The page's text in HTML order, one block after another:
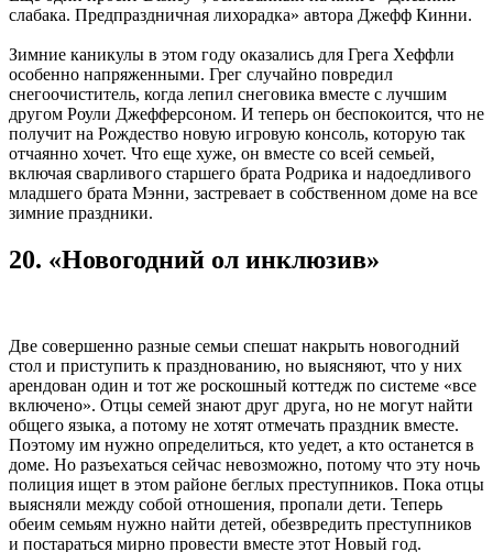
слабака. Предпраздничная лихорадка» автора Джефф Кинни.
Зимние каникулы в этом году оказались для Грега Хеффли
особенно напряженными. Грег случайно повредил
снегоочиститель, когда лепил снеговика вместе с лучшим
другом Роули Джефферсоном. И теперь он беспокоится, что не
получит на Рождество новую игровую консоль, которую так
отчаянно хочет. Что еще хуже, он вместе со всей семьей,
включая сварливого старшего брата Родрика и надоедливого
младшего брата Мэнни, застревает в собственном доме на все
зимние праздники.
20. «Новогодний ол инклюзив»
Две совершенно разные семьи спешат накрыть новогодний
стол и приступить к празднованию, но выясняют, что у них
арендован один и тот же роскошный коттедж по системе «все
включено». Отцы семей знают друг друга, но не могут найти
общего языка, а потому не хотят отмечать праздник вместе.
Поэтому им нужно определиться, кто уедет, а кто останется в
доме. Но разъехаться сейчас невозможно, потому что эту ночь
полиция ищет в этом районе беглых преступников. Пока отцы
выясняли между собой отношения, пропали дети. Теперь
обеим семьям нужно найти детей, обезвредить преступников
и постараться мирно провести вместе этот Новый год.